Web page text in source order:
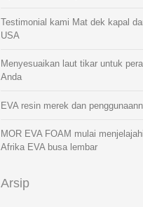
Testimonial kami Mat dek kapal
USA
Menyesuaikan laut tikar untuk
Anda
EVA resin merek dan
MOR EVA FOAM mulai
Afrika EVA busa lembar
Arsip